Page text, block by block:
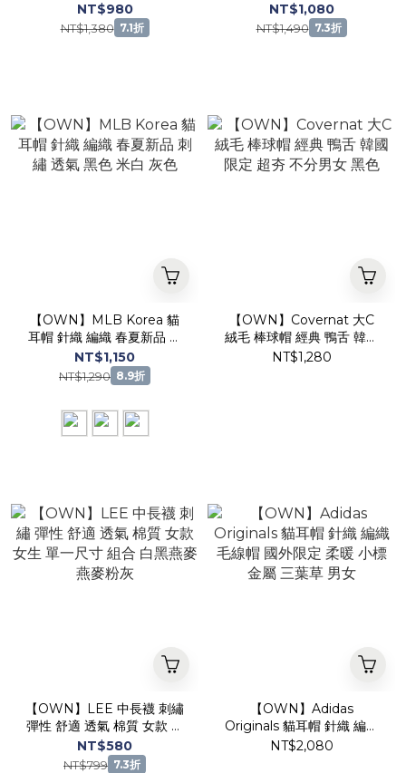
LOGO 不分男女 灰色 咖啡
NT$980
NT$1,380 7.1折
冬 經典LOGO 不分男女 卡
其 棕色
NT$1,080
NT$1,490 7.3折
【OWN】MLB Korea 貓
耳帽 針織 編織 春夏新品 刺
繡 透氣 黑色 米白 灰色
NT$1,150
NT$1,290 8.9折
【OWN】Covernat 大C
絨毛 棒球帽 經典 鴨舌 韓國
限定 超夯 不分男女 黑色
NT$1,280
【OWN】LEE 中長襪 刺繡
彈性 舒適 透氣 棉質 女款 女
生 單一尺寸 組合 白黑燕麥
燕麥粉灰
NT$580
NT$799 7.3折
【OWN】Adidas
Originals 貓耳帽 針織 編織
毛線帽 國外限定 柔暖 小標
NT$2,080